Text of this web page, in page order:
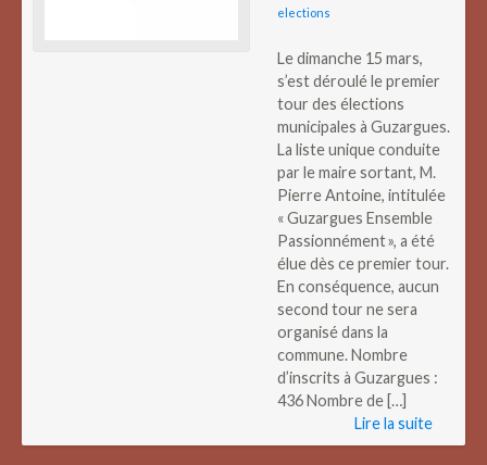
elections
Le dimanche 15 mars,
s’est déroulé le premier
tour des élections
municipales à Guzargues.
La liste unique conduite
par le maire sortant, M.
Pierre Antoine, intitulée
« Guzargues Ensemble
Passionnément », a été
élue dès ce premier tour.
En conséquence, aucun
second tour ne sera
organisé dans la
commune. Nombre
d’inscrits à Guzargues :
436 Nombre de […]
Lire la suite